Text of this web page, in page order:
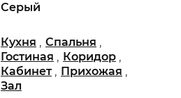
Серый
Кухня , Спальня ,
Гостиная , Коридор ,
Кабинет , Прихожая ,
Зал